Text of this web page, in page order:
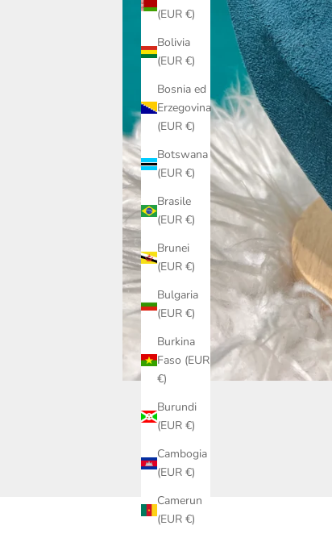
(EUR €)
Bolivia
(EUR €)
Bosnia ed
Erzegovina
(EUR €)
Botswana
(EUR €)
Brasile
(EUR €)
Brunei
(EUR €)
Bulgaria
(EUR €)
Burkina
Faso (EUR
€)
Burundi
(EUR €)
Cambogia
(EUR €)
Camerun
(EUR €)